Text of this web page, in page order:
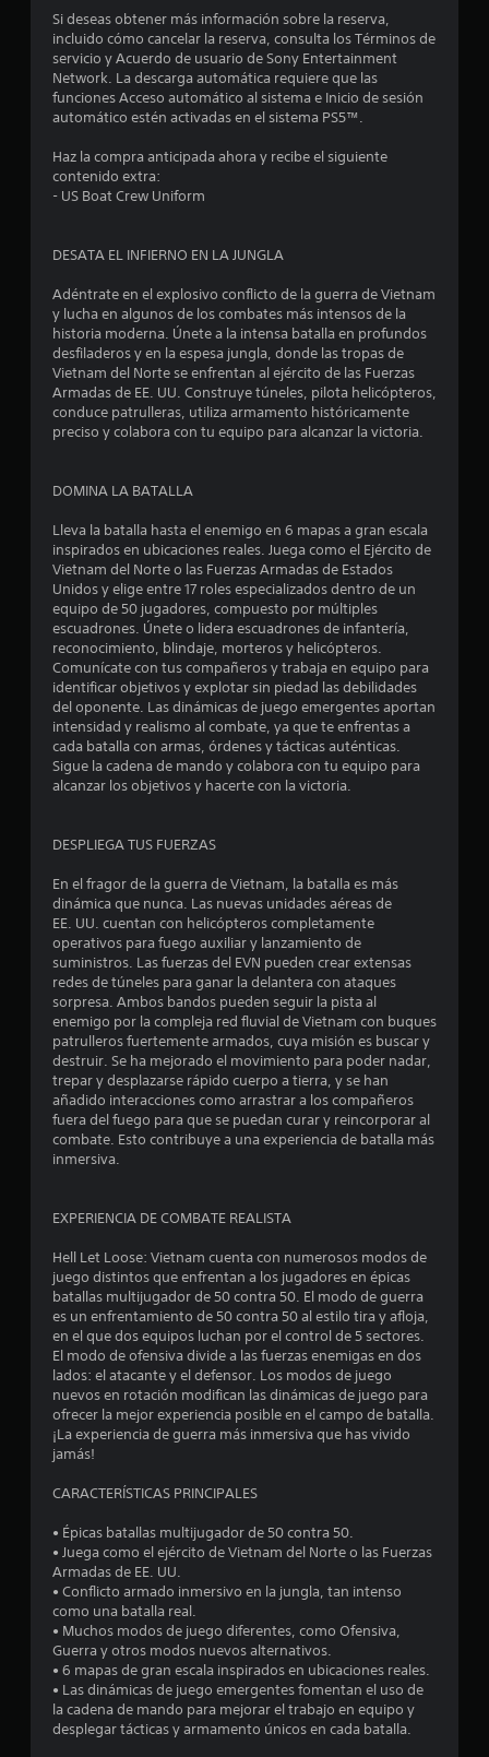
Si deseas obtener más información sobre la reserva,
incluido cómo cancelar la reserva, consulta los Términos de
servicio y Acuerdo de usuario de Sony Entertainment
Network. La descarga automática requiere que las
funciones Acceso automático al sistema e Inicio de sesión
automático estén activadas en el sistema PS5™.
Haz la compra anticipada ahora y recibe el siguiente
contenido extra:
- US Boat Crew Uniform
DESATA EL INFIERNO EN LA JUNGLA
Adéntrate en el explosivo conflicto de la guerra de Vietnam
y lucha en algunos de los combates más intensos de la
historia moderna. Únete a la intensa batalla en profundos
desfiladeros y en la espesa jungla, donde las tropas de
Vietnam del Norte se enfrentan al ejército de las Fuerzas
Armadas de EE. UU. Construye túneles, pilota helicópteros,
conduce patrulleras, utiliza armamento históricamente
preciso y colabora con tu equipo para alcanzar la victoria.
DOMINA LA BATALLA
Lleva la batalla hasta el enemigo en 6 mapas a gran escala
inspirados en ubicaciones reales. Juega como el Ejército de
Vietnam del Norte o las Fuerzas Armadas de Estados
Unidos y elige entre 17 roles especializados dentro de un
equipo de 50 jugadores, compuesto por múltiples
escuadrones. Únete o lidera escuadrones de infantería,
reconocimiento, blindaje, morteros y helicópteros.
Comunícate con tus compañeros y trabaja en equipo para
identificar objetivos y explotar sin piedad las debilidades
del oponente. Las dinámicas de juego emergentes aportan
intensidad y realismo al combate, ya que te enfrentas a
cada batalla con armas, órdenes y tácticas auténticas.
Sigue la cadena de mando y colabora con tu equipo para
alcanzar los objetivos y hacerte con la victoria.
DESPLIEGA TUS FUERZAS
En el fragor de la guerra de Vietnam, la batalla es más
dinámica que nunca. Las nuevas unidades aéreas de
EE. UU. cuentan con helicópteros completamente
operativos para fuego auxiliar y lanzamiento de
suministros. Las fuerzas del EVN pueden crear extensas
redes de túneles para ganar la delantera con ataques
sorpresa. Ambos bandos pueden seguir la pista al
enemigo por la compleja red fluvial de Vietnam con buques
patrulleros fuertemente armados, cuya misión es buscar y
destruir. Se ha mejorado el movimiento para poder nadar,
trepar y desplazarse rápido cuerpo a tierra, y se han
añadido interacciones como arrastrar a los compañeros
fuera del fuego para que se puedan curar y reincorporar al
combate. Esto contribuye a una experiencia de batalla más
inmersiva.
EXPERIENCIA DE COMBATE REALISTA
Hell Let Loose: Vietnam cuenta con numerosos modos de
juego distintos que enfrentan a los jugadores en épicas
batallas multijugador de 50 contra 50. El modo de guerra
es un enfrentamiento de 50 contra 50 al estilo tira y afloja,
en el que dos equipos luchan por el control de 5 sectores.
El modo de ofensiva divide a las fuerzas enemigas en dos
lados: el atacante y el defensor. Los modos de juego
nuevos en rotación modifican las dinámicas de juego para
ofrecer la mejor experiencia posible en el campo de batalla.
¡La experiencia de guerra más inmersiva que has vivido
jamás!
CARACTERÍSTICAS PRINCIPALES
• Épicas batallas multijugador de 50 contra 50.
• Juega como el ejército de Vietnam del Norte o las Fuerzas
Armadas de EE. UU.
• Conflicto armado inmersivo en la jungla, tan intenso
como una batalla real.
• Muchos modos de juego diferentes, como Ofensiva,
Guerra y otros modos nuevos alternativos.
• 6 mapas de gran escala inspirados en ubicaciones reales.
• Las dinámicas de juego emergentes fomentan el uso de
la cadena de mando para mejorar el trabajo en equipo y
desplegar tácticas y armamento únicos en cada batalla.